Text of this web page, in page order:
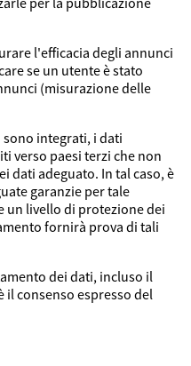
l'efficacia degli annunci
se un utente è stato
(misurazione delle
integrati, i dati
verso paesi terzi che non
dati adeguato. In tal caso, è
garanzie per tale
un livello di protezione dei
fornirà prova di tali
dei dati, incluso il
consenso espresso del